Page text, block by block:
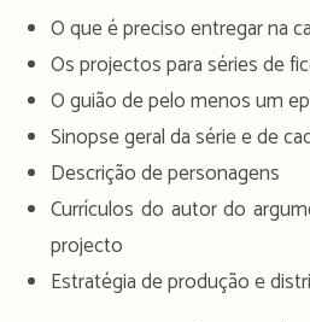
O que é preciso entregar na
Os projectos para séries de
O guião de pelo menos um
Sinopse geral da série e de
Descrição de personagens
Currículos do autor do
projecto
Estratégia de produção e